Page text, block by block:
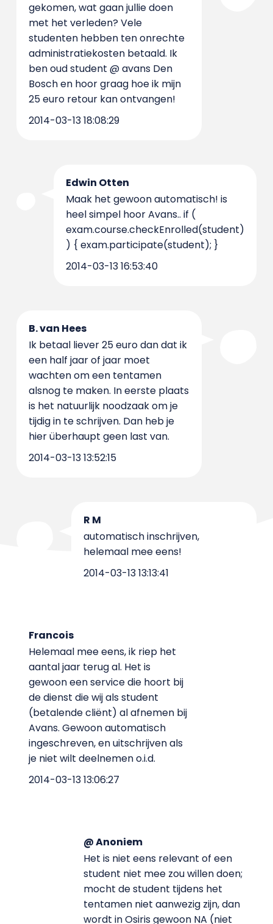
gekomen, wat gaan jullie doen
met het verleden? Vele
studenten hebben ten onrechte
administratiekosten betaald. Ik
ben oud student @ avans Den
Bosch en hoor graag hoe ik mijn
25 euro retour kan ontvangen!
2014-03-13 18:08:29
Edwin Otten
Maak het gewoon automatisch! is
heel simpel hoor Avans.. if (
exam.course.checkEnrolled(student)
) { exam.participate(student); }
2014-03-13 16:53:40
B. van Hees
Ik betaal liever 25 euro dan dat ik
een half jaar of jaar moet
wachten om een tentamen
alsnog te maken. In eerste plaats
is het natuurlijk noodzaak om je
tijdig in te schrijven. Dan heb je
hier überhaupt geen last van.
2014-03-13 13:52:15
R M
automatisch inschrijven,
helemaal mee eens!
2014-03-13 13:13:41
Francois
Helemaal mee eens, ik riep het
aantal jaar terug al. Het is
gewoon een service die hoort bij
de dienst die wij als student
(betalende cliënt) al afnemen bij
Avans. Gewoon automatisch
ingeschreven, en uitschrijven als
je niet wilt deelnemen o.i.d.
2014-03-13 13:06:27
@ Anoniem
Het is niet eens relevant of een
student niet mee zou willen doen;
mocht de student tijdens het
tentamen niet aanwezig zijn, dan
wordt in Osiris gewoon NA (niet